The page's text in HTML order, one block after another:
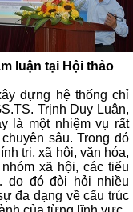
luận tại Hội thảo
dựng hệ thống chỉ
Trịnh Duy Luân,
là một nhiệm vụ rất
sâu. Trong đó
trị, xã hội, văn hóa,
xã hội, các tiểu
do đó đòi hỏi nhiều
đa dạng về cấu trúc